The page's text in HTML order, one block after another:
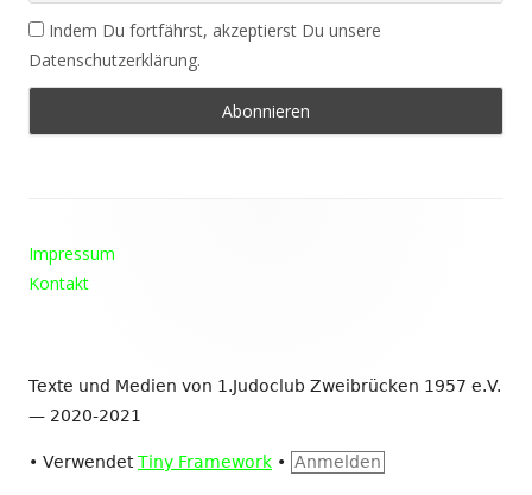
Indem Du fortfährst, akzeptierst Du unsere
Datenschutzerklärung.
Inhalt
Impressum
Kontakt
Texte und Medien von 1.Judoclub Zweibrücken 1957 e.V.
— 2020-2021
• VerwendetTiny Framework • Anmelden